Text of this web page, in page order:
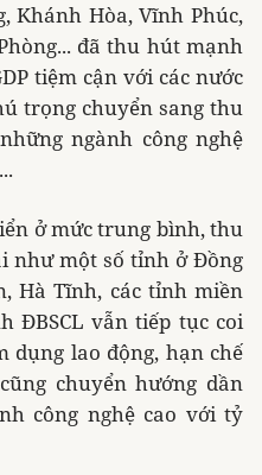
Khánh Hòa, Vĩnh Phúc,
đã thu hút mạnh
tiệm cận với các nước
trọng chuyển sang thu
ngành công nghệ
ở mức trung bình, thu
như một số tỉnh ở Đồng
Hà Tĩnh, các tỉnh miền
ĐBSCL vẫn tiếp tục coi
lao động, hạn chế
chuyển hướng dần
công nghệ cao với tỷ